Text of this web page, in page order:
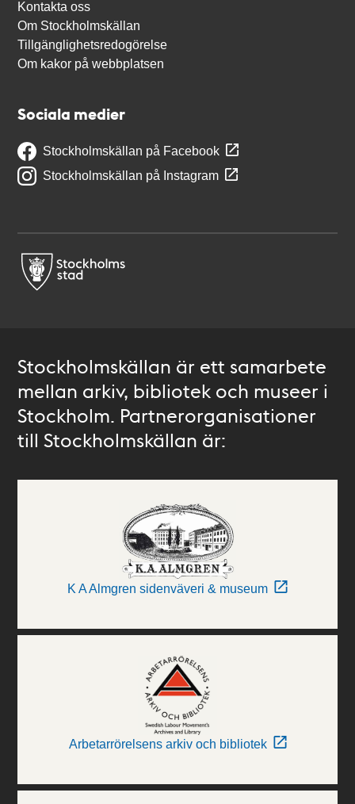
Kontakta oss
Om Stockholmskällan
Tillgänglighetsredogörelse
Om kakor på webbplatsen
Sociala medier
Stockholmskällan på Facebook
Stockholmskällan på Instagram
Stockholmskällan är ett samarbete
mellan arkiv, bibliotek och museer i
Stockholm. Partnerorganisationer
till Stockholmskällan är:
K A Almgren sidenväveri & museum
Arbetarrörelsens arkiv och bibliotek